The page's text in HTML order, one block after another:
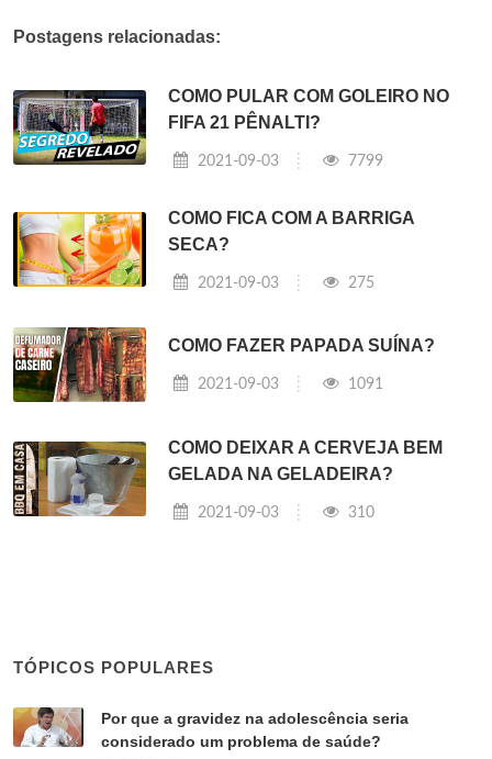
Postagens relacionadas:
COMO PULAR COM GOLEIRO NO
FIFA 21 PÊNALTI?
2021-09-03 7799
COMO FICA COM A BARRIGA
SECA?
2021-09-03 275
COMO FAZER PAPADA SUÍNA?
2021-09-03 1091
COMO DEIXAR A CERVEJA BEM
GELADA NA GELADEIRA?
2021-09-03 310
TÓPICOS POPULARES
Por que a gravidez na adolescência seria
considerado um problema de saúde?